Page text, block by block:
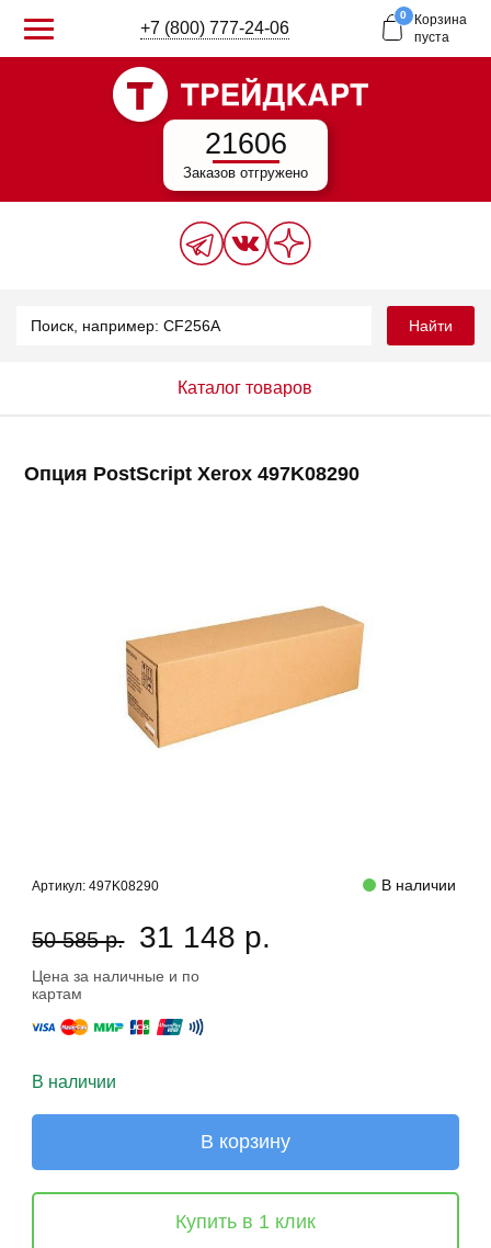
+7 (800) 777-24-06
0
Корзина
пуста
21606
Заказов отгружено
Найти
Каталог товаров
Опция PostScript Xerox 497K08290
Артикул:497K08290 В наличии
50 585 р. 31 148 р.
Цена за наличные и по
картам
В наличии
В корзину
Купить в 1 клик